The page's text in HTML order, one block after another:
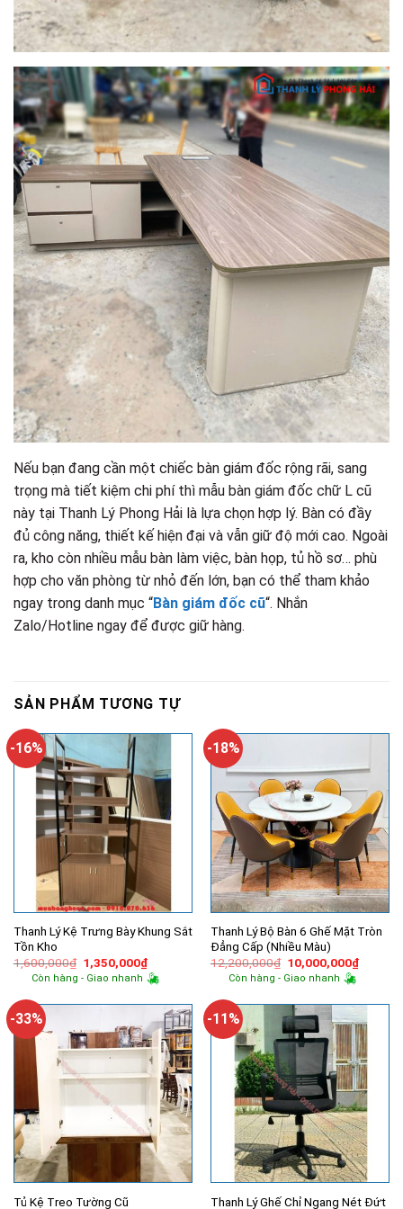
Nếu bạn đang cần một chiếc bàn giám đốc rộng rãi, sang
trọng mà tiết kiệm chi phí thì mẫu bàn giám đốc chữ L cũ
này tại Thanh Lý Phong Hải là lựa chọn hợp lý. Bàn có đầy
đủ công năng, thiết kế hiện đại và vẫn giữ độ mới cao. Ngoài
ra, kho còn nhiều mẫu bàn làm việc, bàn họp, tủ hồ sơ… phù
hợp cho văn phòng từ nhỏ đến lớn, bạn có thể tham khảo
ngay trong danh mục “Bàn giám đốc cũ“. Nhắn
Zalo/Hotline ngay để được giữ hàng.
SẢN PHẨM TƯƠNG TỰ
-16%
Thanh Lý Kệ Trưng Bày Khung Sắt
Tồn Kho
1,600,000₫ Giá
gốc
là:
1,350,000₫Giá
hiện
tại
1,350,000₫.
Còn hàng - Giao nhanh
-18%
Thanh Lý Bộ Bàn 6 Ghế Mặt Tròn
Đẳng Cấp (Nhiều Màu)
12,200,000₫ Giá
gốc
là:
10,000,000₫Giá
hiện
Còn hàng - Giao nhanh
-33%
Tủ Kệ Treo Tường Cũ
-11%
Thanh Lý Ghế Chỉ Ngang Nét Đứt